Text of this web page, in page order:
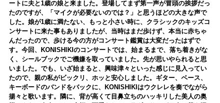
ートに夫と1歳の娘と来ました。登場してまず第一声が冒頭の挨拶だっ
たのですが、「マイクが必要ないのでは？」と思うほどの大きな声で
した。娘が1歳に満たない、もっと小さい時に、クラシックのキッズコ
ンサートに来た事もありましたが、当時はまだ歩けず、本当に赤ちゃ
んだったので、歩ける今の方がコンサート鑑賞は大変だったはずで
す。今回、KONISHIKIのコンサートでは、始まるまで、落ち着きがな
く、シールブックでご機嫌を取っていました。先が思いやられると思
いました。でも、いざ始まると、興味津々といった感じに見入ってい
たので、親の私がビックリ、ホッと安心しました。ギター、ベース、
キーボードのバンドをバックに、KONISHIKIはウクレレを奏でながら
揚々と歌います。隣に、背が高くて目鼻立ちのハッキリした美人の奥